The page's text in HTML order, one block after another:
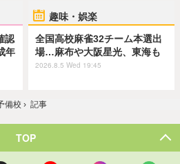
認
年
趣味・娯楽
全国高校麻雀32チーム本選出
場…麻布や大阪星光、東海も
2026.8.5 Wed 19:45
備校 › 記事
TOP